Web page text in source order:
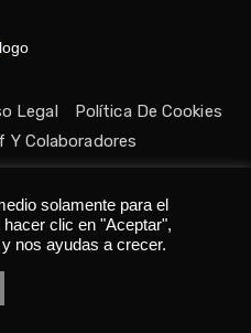
Legal
Política De Cookies
Y Colaboradores
por
solamente para el
clic en "Aceptar",
nos ayudas a crecer.